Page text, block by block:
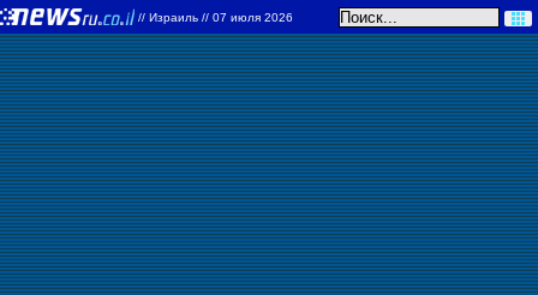
// Израиль // 07 июля 2026